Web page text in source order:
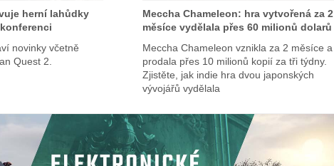
herní lahůdky
novinky včetně
Quest 2.
Meccha Chameleon: hra vytvořená za 2
měsíce vydělala přes 60 milionů dolarů
Meccha Chameleon vznikla za 2 měsíce a
prodala přes 10 milionů kopií za tři týdny.
Zjistěte, jak indie hra dvou japonských
vývojářů vydělala